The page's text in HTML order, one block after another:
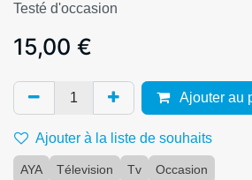
Testé d'occasion
15,00 €
Ajouter au
Ajouter à la liste de souhaits
AYA Télevision Tv Occasion